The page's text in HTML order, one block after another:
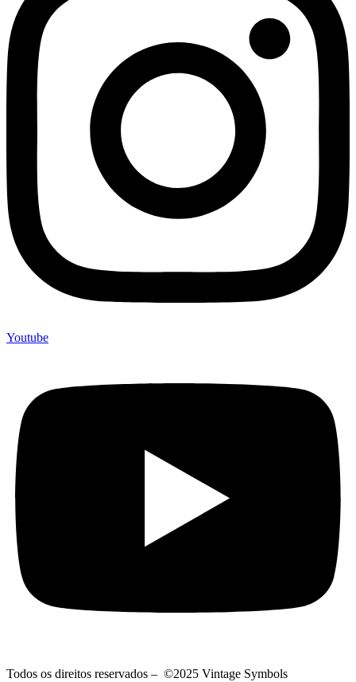
Youtube
Todos os direitos reservados – ©2025 Vintage Symbols